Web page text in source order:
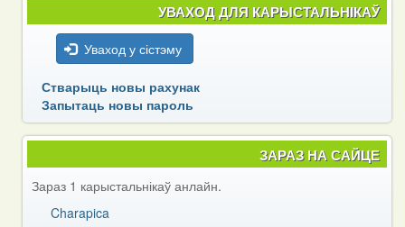
УВАХОД ДЛЯ КАРЫСТАЛЬНІКАЎ
Уваход у сістэму
Стварыць новы рахунак
Запытаць новы пароль
ЗАРАЗ НА САЙЦЕ
Зараз 1 карыстальнікаў анлайн.
Charapica